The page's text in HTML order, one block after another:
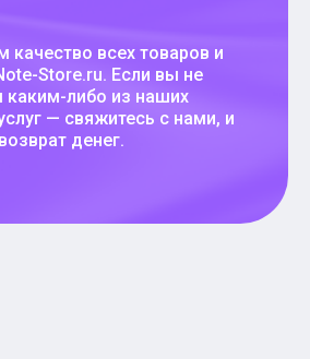
качество всех товаров и
Store.ru. Если вы не
каким-либо из наших
— свяжитесь с нами, и
денег.